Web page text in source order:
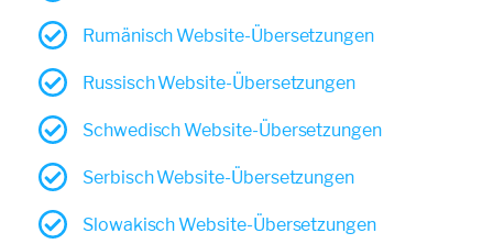
Rumänisch Website-Übersetzungen
Russisch Website-Übersetzungen
Schwedisch Website-Übersetzungen
Serbisch Website-Übersetzungen
Slowakisch Website-Übersetzungen